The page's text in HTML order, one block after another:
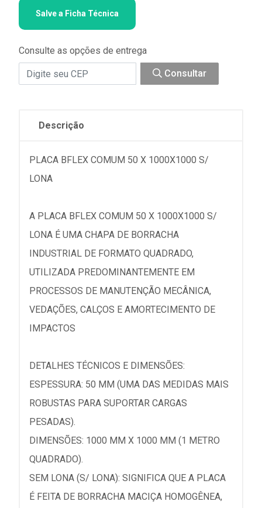
Salve a Ficha Técnica
Consulte as opções de entrega
Consultar
Descrição
PLACA BFLEX COMUM 50 X 1000X1000 S/
LONA
A PLACA BFLEX COMUM 50 X 1000X1000 S/
LONA É UMA CHAPA DE BORRACHA
INDUSTRIAL DE FORMATO QUADRADO,
UTILIZADA PREDOMINANTEMENTE EM
PROCESSOS DE MANUTENÇÃO MECÂNICA,
VEDAÇÕES, CALÇOS E AMORTECIMENTO DE
IMPACTOS
DETALHES TÉCNICOS E DIMENSÕES:
ESPESSURA: 50 MM (UMA DAS MEDIDAS MAIS
ROBUSTAS PARA SUPORTAR CARGAS
PESADAS).
DIMENSÕES: 1000 MM X 1000 MM (1 METRO
QUADRADO).
SEM LONA (S/ LONA): SIGNIFICA QUE A PLACA
É FEITA DE BORRACHA MACIÇA HOMOGÊNEA,